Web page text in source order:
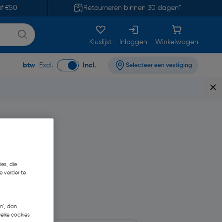
€50 Retourneren binnen 30 dagen*
Kluslijst Inloggen Winkelwagen
btw Excl. Incl. Selecteer een vestiging
die
verder te
dan
cookies